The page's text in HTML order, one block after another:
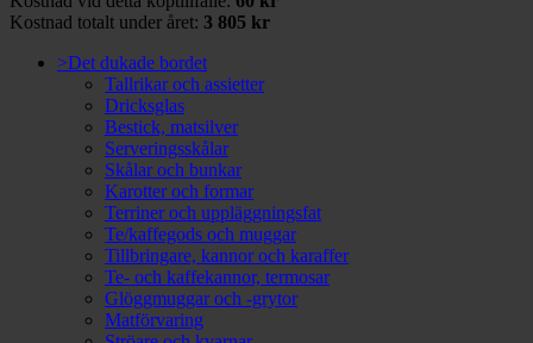
Kostnad totalt under året: 3 805 kr
>Det dukade bordet
Tallrikar och assietter
Dricksglas
Bestick, matsilver
Serveringsskålar
Skålar och bunkar
Karotter och formar
Terriner och uppläggningsfat
Te/kaffegods och muggar
Tillbringare, kannor och karaffer
Te- och kaffekannor, termosar
Glöggmuggar och -grytor
Matförvaring